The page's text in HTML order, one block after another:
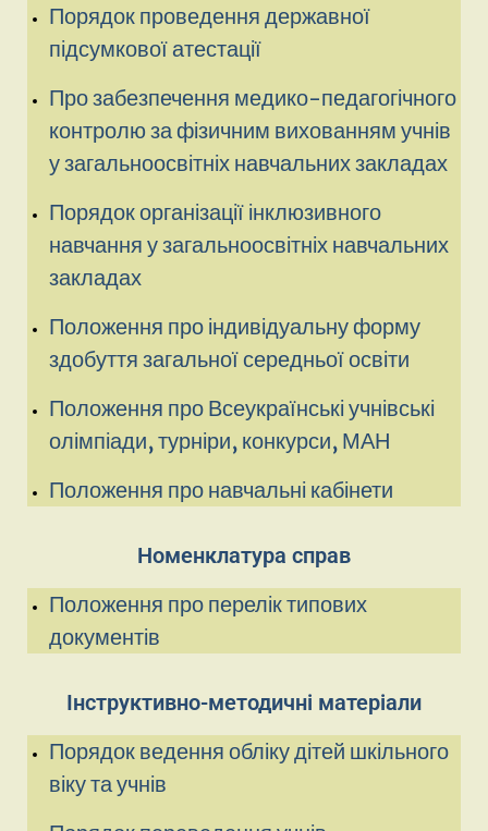
Порядок проведення державної
підсумкової атестації
Про забезпечення медико-педагогічного
контролю за фізичним вихованням учнів
у загальноосвітніх навчальних закладах
Порядок організації інклюзивного
навчання у загальноосвітніх навчальних
закладах
Положення про індивідуальну форму
здобуття загальної середньої освіти
Положення про Всеукраїнські учнівські
олімпіади, турніри, конкурси, МАН
Положення про навчальні кабінети
Номенклатура справ
Положення про перелік типових
документів
Інструктивно-методичні матеріали
Порядок ведення обліку дітей шкільного
віку та учнів